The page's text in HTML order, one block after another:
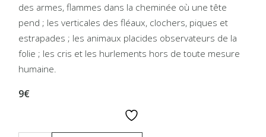
des armes, flammes dans la cheminée où une tête
pend ; les verticales des fléaux, clochers, piques et
estrapades ; les animaux placides observateurs de la
folie ; les cris et les hurlements hors de toute mesure
humaine.
9€